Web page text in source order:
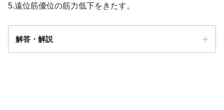
5.遠位筋優位の筋力低下をきたす。
解答・解説